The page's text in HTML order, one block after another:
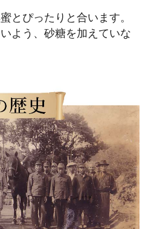
とぴったりと合います。
よう、砂糖を加えていな